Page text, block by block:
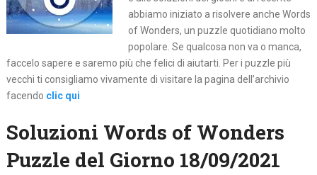
abbiamo iniziato a risolvere anche Words
of Wonders, un puzzle quotidiano molto
popolare. Se qualcosa non va o manca,
faccelo sapere e saremo più che felici di aiutarti. Per i puzzle più
vecchi ti consigliamo vivamente di visitare la pagina dell’archivio
facendo clic qui
Soluzioni Words of Wonders
Puzzle del Giorno 18/09/2021